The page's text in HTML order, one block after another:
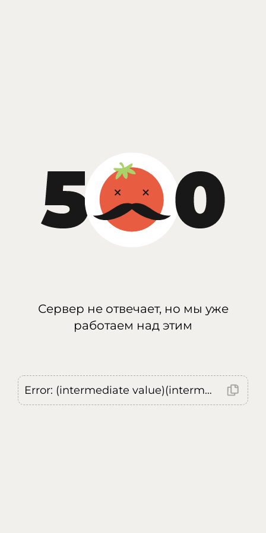
Сервер не отвечает, но мы уже
работаем над этим
Error: (intermediate value)(intermediate value)(intermediate value).replaceAll is not a function